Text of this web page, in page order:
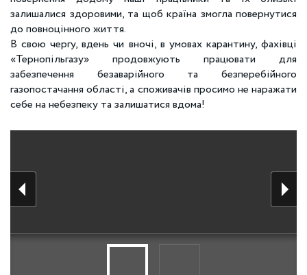
залишалися здоровими, та щоб країна змогла повернутися
до повноцінного життя.
В свою чергу, вдень чи вночі, в умовах карантину, фахівці
«Тернопільгазу» продовжують працювати для
забезпечення безаварійного та безперебійного
газопостачання області, а споживачів просимо не наражати
себе на небезпеку та залишатися вдома!